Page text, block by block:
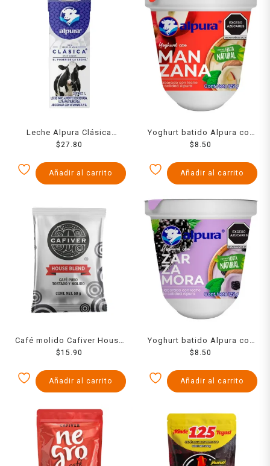
Leche Alpura Clásica
parcialmente descremada 1
$ 27.80
Añadir al carrito
Yoghurt batido Alpura con
manzana 125 g
$ 8.50
Añadir al carrito
Café molido Cafiver House
Blend gourmet 50 g
$15.90
Añadir al carrito
Yoghurt batido Alpura con
zarzamora 125 g
$ 8.50
Añadir al carrito